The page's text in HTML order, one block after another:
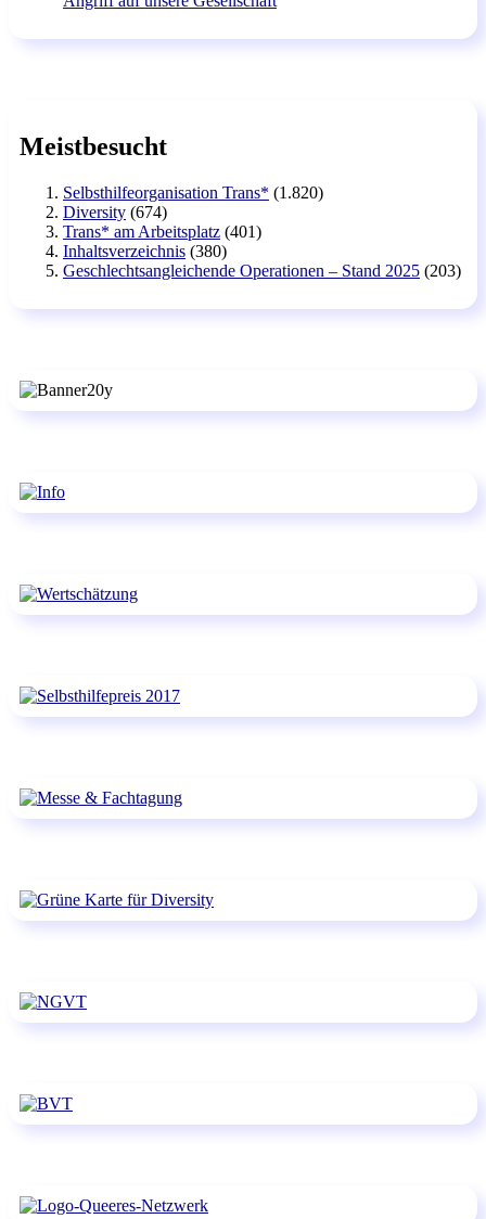
Meistbesucht
Selbsthilfeorganisation Trans* (1.820)
Diversity (674)
Trans* am Arbeitsplatz (401)
Inhaltsverzeichnis (380)
Geschlechtsangleichende Operationen – Stand 2025 (203)